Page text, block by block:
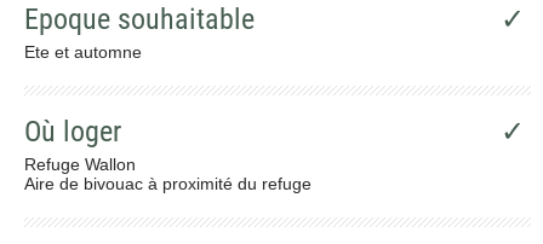
Epoque souhaitable ✓
Ete et automne
Où loger ✓
Refuge Wallon
Aire de bivouac à proximité du refuge